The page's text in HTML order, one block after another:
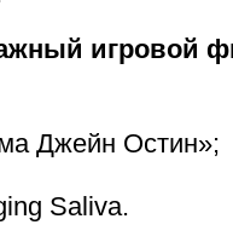
игровой
Джейн Остин»;
Saliva.